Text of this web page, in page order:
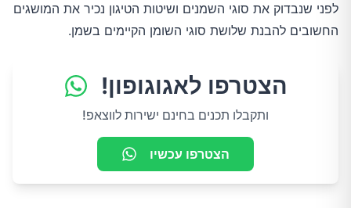
לפני שנבדוק את סוגי השמנים ושיטות הטיגון נכיר את המושגים
החשובים להבנת שלושת סוגי השומן הקיימים בשמן.
הצטרפו לאגוגופון!
ותקבלו תכנים בחינם ישירות לווצאפ!
הצטרפו עכשיו